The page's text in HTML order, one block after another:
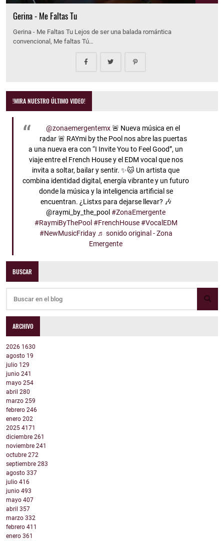
Gerina - Me Faltas Tu
Gerina - Me Faltas Tu Lejos de ser una balada romántica
convencional, Me faltas Tú…
!MIRA NUESTRO ÚLTIMO VIDEO!
@zonaemergentemx🚨 Nueva música en el
radar 🚨 RAYmi by the Pool nos abre las puertas
a una nueva era con “I Invite You to Feel Good”, un
viaje entre el French House y el EDM vocal que nos
invita a soltar, bailar y sentir. ✨🐱 Un artista que
combina identidad digital, energía vibrante y un futuro
donde la música y la inteligencia artificial se
encuentran. ¿Listxs para dejarse llevar? 🎶
@raymi_by_the_pool#ZonaEmergente
#RaymiByThePool #FrenchHouse #VocalEDM
#NewMusicFriday ♬ sonido original - Zona
Emergente
BUSCAR
ARCHIVO
2026 1630
agosto 19
julio 129
junio 241
mayo 254
abril 280
marzo 259
febrero 246
enero 202
2025 4171
diciembre 261
noviembre 241
octubre 272
septiembre 283
agosto 337
julio 416
junio 493
mayo 407
abril 357
marzo 332
febrero 411
enero 361